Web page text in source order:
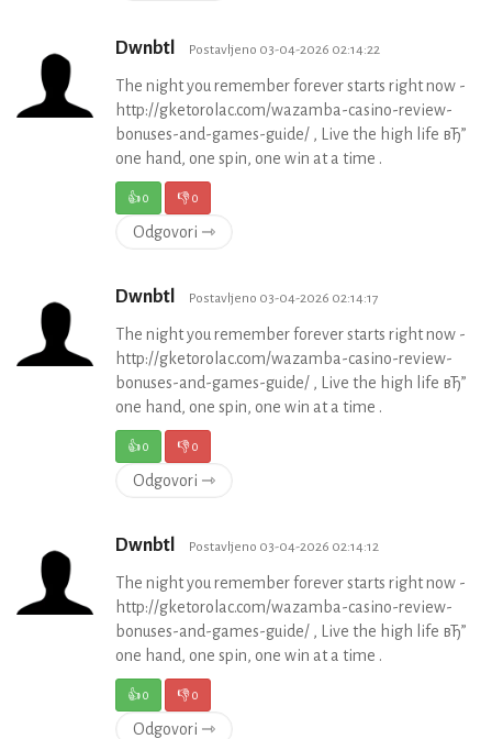
Dwnbtl Postavljeno 03-04-2026 02:14:22
The night you remember forever starts right now -
http://gketorolac.com/wazamba-casino-review-
bonuses-and-games-guide/ , Live the high life вЂ”
one hand, one spin, one win at a time .
👍0 👎0
Odgovori ⇾
Dwnbtl Postavljeno 03-04-2026 02:14:17
The night you remember forever starts right now -
http://gketorolac.com/wazamba-casino-review-
bonuses-and-games-guide/ , Live the high life вЂ”
one hand, one spin, one win at a time .
👍0 👎0
Odgovori ⇾
Dwnbtl Postavljeno 03-04-2026 02:14:12
The night you remember forever starts right now -
http://gketorolac.com/wazamba-casino-review-
bonuses-and-games-guide/ , Live the high life вЂ”
one hand, one spin, one win at a time .
👍0 👎0
Odgovori ⇾